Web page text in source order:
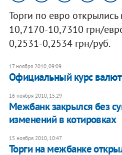
Торги по евро
10,7170-10,7310 грн/
0,2531-0,2534 грн/руб.
17 ноября 2010, 09:09
Официальный курс
16 ноября 2010, 15:29
Межбанк закрылся без
изменений в котировках
15 ноября 2010, 10:47
Торги на межбанке